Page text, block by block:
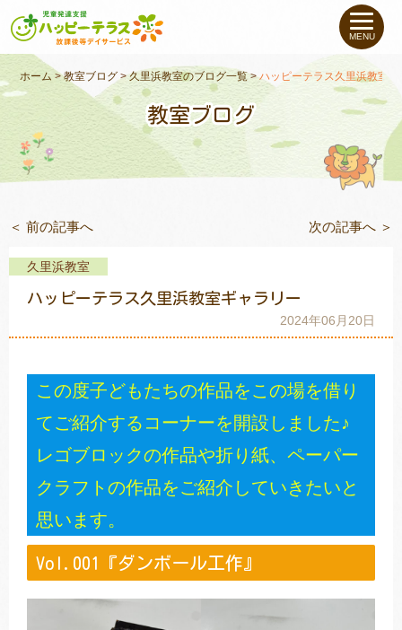
私たちについて
未就学のお子さま（０〜６才）
小学生〜高校生のお子さま
支援事例
教室一覧
トレキング DIDIM
MENU
ホーム >教室ブログ>久里浜教室のブログ一覧>ハッピーテラス久里浜教室
教室ブログ
＜ 前の記事へ 次の記事へ ＞
久里浜教室
ハッピーテラス久里浜教室ギャラリー
2024年06月20日
この度子どもたちの作品をこの場を借り
てご紹介するコーナーを開設しました♪
レゴブロックの作品や折り紙、ペーパー
クラフトの作品をご紹介していきたいと
思います。
Vol.001『ダンボール工作』